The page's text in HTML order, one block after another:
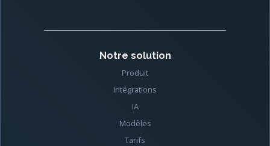
Notre solution
Produit
Intégrations
IA
Modèles
Tarifs